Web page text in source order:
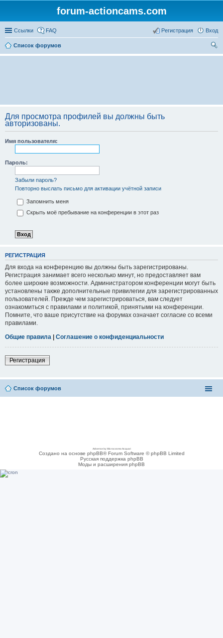
forum-actioncams.com
Ссылки FAQ Вход
Регистрация
Список форумов
ои
Для просмотра профилей вы должны быть
авторизованы.
Имя пользователя:
Пароль:
Забыли пароль?
Повторно выслать письмо для активации учётной записи
Запомнить меня
Скрыть моё пребывание на конференции в этот раз
РЕГИСТРАЦИЯ
Для входа на конференцию вы должны быть зарегистрированы.
Регистрация занимает всего несколько минут, но предоставляет вам
более широкие возможности. Администратором конференции могут быть
установлены также дополнительные привилегии для зарегистрированных
пользователей. Прежде чем зарегистрироваться, вам следует
ознакомиться с правилами и политикой, принятыми на конференции.
Помните, что ваше присутствие на форумах означает согласие со всеми
правилами.
Общие правила | Соглашение о конфиденциальности
Регистрация
Список форумов
Adsense by Microcosmo Acquari
Создано на основе phpBB® Forum Software © phpBB Limited
Русская поддержка phpBB
Моды и расширения phpBB